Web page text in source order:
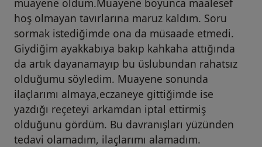
muayene oldum.Muayene boyunca maalesef
hoş olmayan tavırlarına maruz kaldım. Soru
sormak istediğimde ona da müsaade etmedi.
Giydiğim ayakkabıya bakıp kahkaha attığında
da artık dayanamayıp bu üslubundan rahatsız
olduğumu söyledim. Muayene sonunda
ilaçlarımı almaya,eczaneye gittiğimde ise
yazdığı reçeteyi arkamdan iptal ettirmiş
olduğunu gördüm. Bu davranışları yüzünden
tedavi olamadım, ilaçlarımı alamadım.